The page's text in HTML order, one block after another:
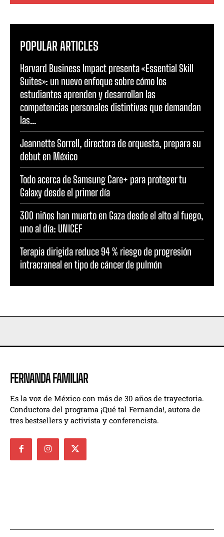
POPULAR ARTICLES
Harvard Business Impact presenta «Essential Skill
Suites»: un nuevo enfoque sobre cómo los
estudiantes aprenden y desarrollan las
competencias personales distintivas que demandan
las...
Jeannette Sorrell, directora de orquesta, prepara su
debut en México
Todo acerca de Samsung Care+ para proteger tu
Galaxy desde el primer día
300 niños han muerto en Gaza desde el alto al fuego,
uno al día: UNICEF
Terapia dirigida reduce 94 % riesgo de progresión
intracraneal en tipo de cáncer de pulmón
FERNANDA FAMILIAR
Es la voz de México con más de 30 años de trayectoria.
Conductora del programa ¡Qué tal Fernanda!, autora de
tres bestsellers y activista y conferencista.